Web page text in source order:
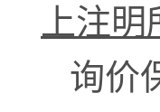
上注
询价